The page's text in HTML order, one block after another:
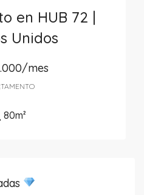
en HUB 72 |
Unidos
mes
80m²